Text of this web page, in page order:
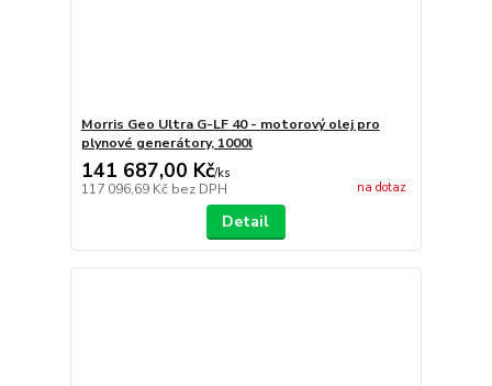
Morris Geo Ultra G-LF 40 - motorový olej pro
plynové generátory, 1000l
141 687,00 Kč/ks
117 096,69 Kč bez DPH na dotaz
Detail